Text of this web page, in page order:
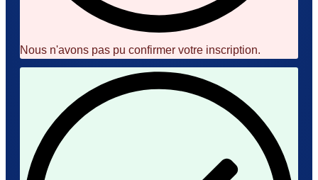
Nous n'avons pas pu confirmer votre inscription.